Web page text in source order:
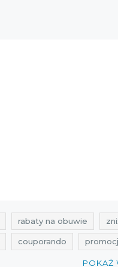
rabaty na obuwie
couporando
wyprzedaż 2017POKAŻ